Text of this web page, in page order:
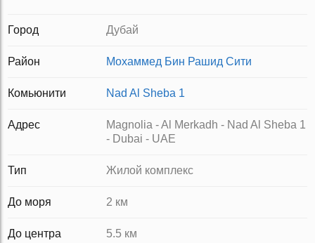
Город Дубай
Район Мохаммед Бин Рашид Сити
Комьюнити Nad Al Sheba 1
Адрес
Magnolia - Al Merkadh - Nad Al Sheba 1
- Dubai - UAE
Тип Жилой комплекс
До моря 2 км
До центра 5.5 км